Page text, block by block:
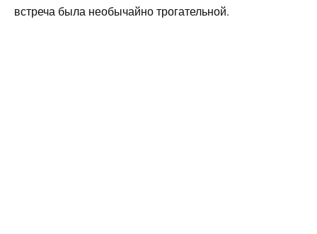
встреча была необычайно трогательной.